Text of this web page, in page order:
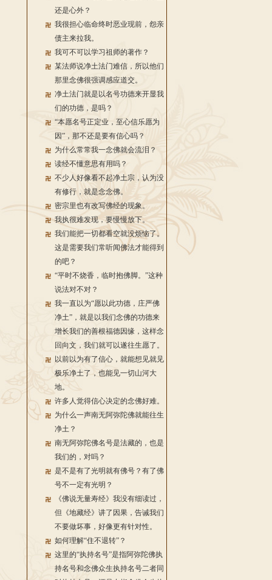
还是心外？
我很担心临命终时恶业现前，怨亲
债主来拉我。
我可不可以学习祖师的著作？
某法师说净土法门难信，所以他们
那里念佛很强调感应道交。
净土法门就是以名号功德来开显我
们的功德，是吗？
“本愿名号正定业，至心信乐愿为
因”，那不还是要有信心吗？
为什么常常我一念佛就会流泪？
读经不懂意思有用吗？
不少人好像看不起净土宗，认为没
有修行，就是念念佛。
密宗里也有改写佛经的现象。
我执很难发现，要慢慢放下。
我们能把一切都看空就没烦恼了。
这是需要我们常听闻佛法才能得到
的吧？
“平时不烧香，临时抱佛脚。”这种
说法对不对？
我一直以为“愿以此功德，庄严佛
净土”，就是以我们念佛的功德来
增长我们的善根福德因缘，这样念
回向文，我们就可以遂往生愿了。
以前以为有了信心，就能想见就见
极乐净土了，也能见一切山河大
地。
许多人觉得信心决定的念佛好难。
为什么一声南无阿弥陀佛就能往生
净土？
南无阿弥陀佛名号是法藏的，也是
我们的，对吗？
是不是有了光明就有佛号？有了佛
号不一定有光明？
《佛说无量寿经》我没有细读过，
但《地藏经》讲了因果，告诫我们
不要做坏事，好像更有针对性。
如何理解“住不退转”？
这里的“执持名号”是指阿弥陀佛执
持名号和念佛众生执持名号二者同